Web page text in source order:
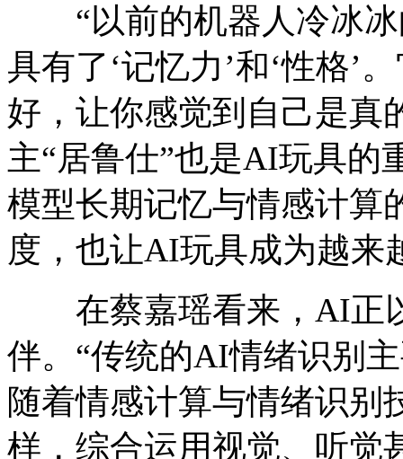
“以前的机器人冷冰冰
具有了‘记忆力’和‘性格’
好，让你感觉到自己是真
主“居鲁仕”也是AI玩具的
模型长期记忆与情感计算
度，也让AI玩具成为越来
在蔡嘉瑶看来，AI正
伴。“传统的AI情绪识别
随着情感计算与情绪识别
样，综合运用视觉、听觉